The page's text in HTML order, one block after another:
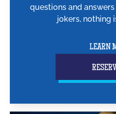
questions and
jokers, nothing
LEARN